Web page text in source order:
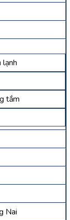
lạnh
tắm
Nai